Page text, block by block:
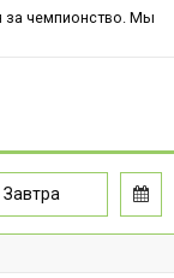
за чемпионство. Мы
Завтра